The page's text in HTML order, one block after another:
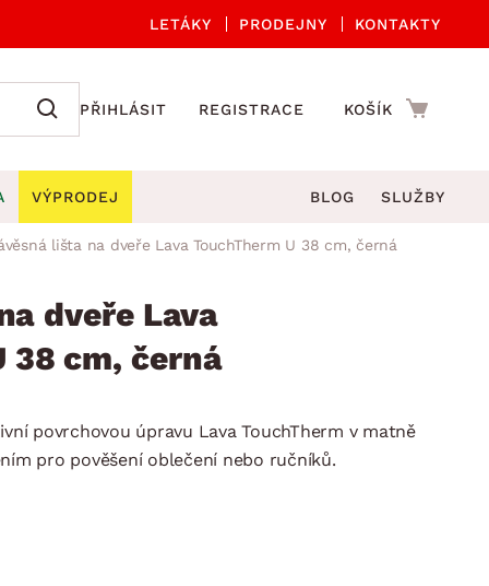
LETÁKY PRODEJNY KONTAKTY
PŘIHLÁSIT REGISTRACE KOŠÍK
Koupelnové doplňky
Zobrazit vše
židle a křesla
lavice
houpačky
lehátka
VÝPRODEJ BLOG SLUŽBY
lišta na dveře Lava TouchTherm U 38 cm, černá
dveře Lava
38 cm, černá
povrchovou úpravu Lava TouchTherm v matně
pro pověšení oblečení nebo ručníků.